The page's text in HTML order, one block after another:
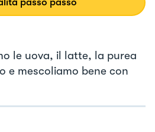
le uova, il latte, la purea
e mescoliamo bene con